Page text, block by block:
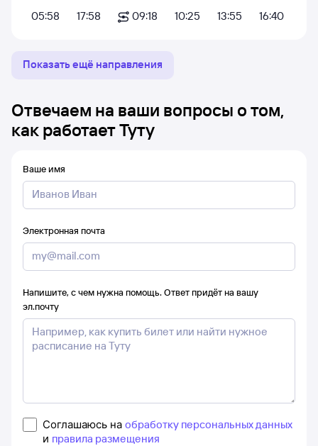
05:58
17:58
09:18
10:25 13:55 16:40
Показать ещё направления
Отвечаем на ваши вопросы о том,
как работает Туту
Ваше имя
Электронная почта
Напишите, с чем нужна помощь. Ответ придёт на вашу
эл.почту
Соглашаюсь на обработку персональных данных
и правила размещения